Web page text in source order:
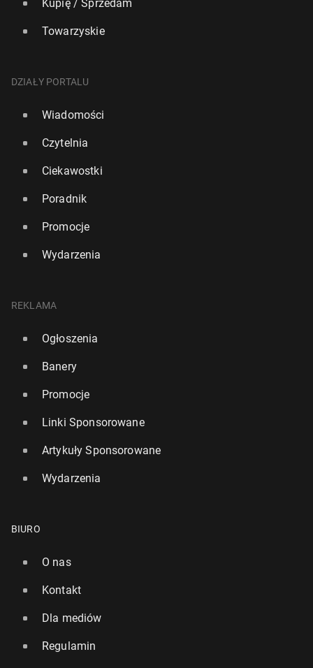
Kupię / Sprzedam
Towarzyskie
DZIAŁY PORTALU
Wiadomości
Czytelnia
Ciekawostki
Poradnik
Promocje
Wydarzenia
REKLAMA
Ogłoszenia
Banery
Promocje
Linki Sponsorowane
Artykuły Sponsorowane
Wydarzenia
BIURO
O nas
Kontakt
Dla mediów
Regulamin